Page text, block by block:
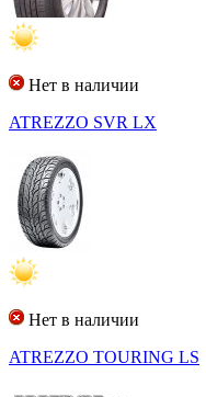
Нет в наличии
ATREZZO SVR LX
Нет в наличии
ATREZZO TOURING LS